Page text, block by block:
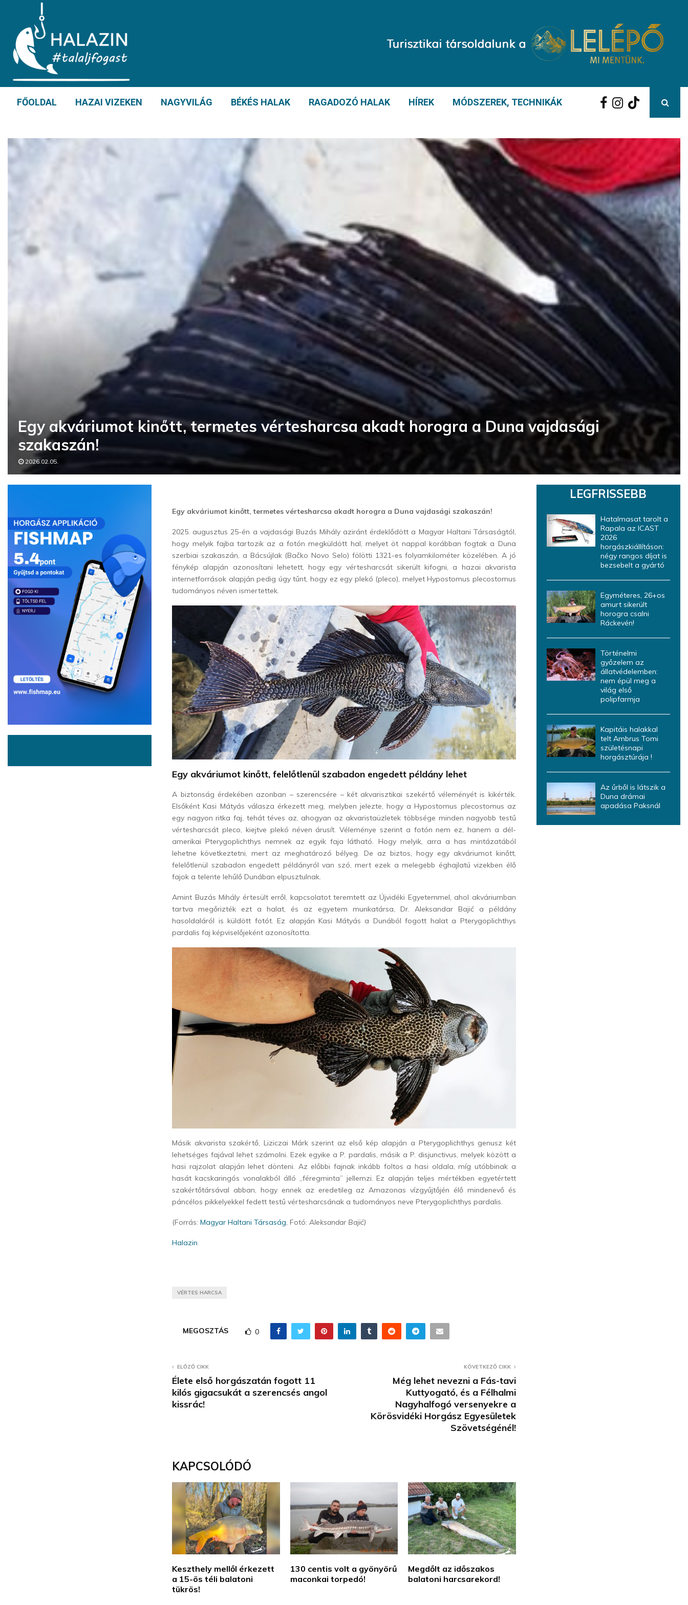
FŐOLDAL HAZAI VIZEKEN NAGYVILÁG BÉKÉS HALAK RAGADOZÓ HALAK HÍREK MÓDSZEREK, TECHNIKÁK
Egy akváriumot kinőtt, termetes vértesharcsa akadt horogra a Duna vajdasági
szakaszán!
2026.02.05.
Egy akváriumot kinőtt, termetes vértesharcsa akadt horogra a Duna vajdasági szakaszán!
2025. augusztus 25-én a vajdasági Buzás Mihály aziránt érdeklődött a Magyar Haltani Társaságtól,
hogy melyik fajba tartozik az a fotón megküldött hal, melyet öt nappal korábban fogtak a Duna
szerbiai szakaszán, a Bácsújlak (Bačko Novo Selo) fölötti 1321-es folyamkilométer közelében. A jó
fénykép alapján azonosítani lehetett, hogy egy vértesharcsát sikerült kifogni, a hazai akvarista
internetforrások alapján pedig úgy tűnt, hogy ez egy plekó (pleco), melyet Hypostomus plecostomus
tudományos néven ismertettek.
Egy akváriumot kinőtt, felelőtlenül szabadon engedett példány lehet
A biztonság érdekében azonban – szerencsére – két akvarisztikai szekértő véleményét is kikérték.
Elsőként Kasi Mátyás válasza érkezett meg, melyben jelezte, hogy a Hypostomus plecostomus az
egy nagyon ritka faj, tehát téves az, ahogyan az akvaristaüzletek többsége minden nagyobb testű
vértesharcsát pleco, kiejtve plekó néven árusít. Véleménye szerint a fotón nem ez, hanem a dél-
amerikai Pterygoplichthys nemnek az egyik faja látható. Hogy melyik, arra a has mintázatából
lehetne következtetni, mert az meghatározó bélyeg. De az biztos, hogy egy akváriumot kinőtt,
felelőtlenül szabadon engedett példányról van szó, mert ezek a melegebb éghajlatú vizekben élő
fajok a telente lehűlő Dunában elpusztulnak.
Amint Buzás Mihály értesült erről, kapcsolatot teremtett az Újvidéki Egyetemmel, ahol akváriumban
tartva megőrizték ezt a halat, és az egyetem munkatársa, Dr. Aleksandar Bajić a példány
hasoldaláról is küldött fotót. Ez alapján Kasi Mátyás a Dunából fogott halat a Pterygoplichthys
pardalis faj képviselőjeként azonosította.
Másik akvarista szakértő, Liziczai Márk szerint az első kép alapján a Pterygoplichthys genusz két
lehetséges fajával lehet számolni. Ezek egyike a P. pardalis, másik a P. disjunctivus, melyek között a
hasi rajzolat alapján lehet dönteni. Az előbbi fajnak inkább foltos a hasi oldala, míg utóbbinak a
hasát kacskaringós vonalakból álló „féregminta” jellemzi. Ez alapján teljes mértékben egyetértett
szakértőtársával abban, hogy ennek az eredetileg az Amazonas vízgyűjtőjén élő mindenevő és
páncélos pikkelyekkel fedett testű vértesharcsának a tudományos neve Pterygoplichthys pardalis.
(Forrás:Magyar Haltani Társaság, Fotó:Aleksandar Bajić)
Halazin
VÉRTES HARCSA
MEGOSZTÁS 0
ELŐZŐ CIKK
Élete első horgászatán fogott 11
kilós gigacsukát a szerencsés angol
kissrác!
KÖVETKEZŐ CIKK
Még lehet nevezni a Fás-tavi
Kuttyogató, és a Félhalmi
Nagyhalfogó versenyekre a
Körösvidéki Horgász Egyesületek
Szövetségénél!
KAPCSOLÓDÓ
Keszthely mellől érkezett
a 15-ös téli balatoni
tükrös!
130 centis volt a gyönyörű
maconkai torpedó!
Megdőlt az időszakos
balatoni harcsarekord!
LEGFRISSEBB
Hatalmasat tarolt a
Rapala az ICAST
2026
horgászkiállításon:
négy rangos díjat is
bezsebelt a gyártó
Egyméteres, 26+os
amurt sikerült
horogra csalni
Ráckevén!
Történelmi
győzelem az
állatvédelemben:
nem épül meg a
világ első
polipfarmja
Kapitáis halakkal
telt Ambrus Tomi
születésnapi
horgásztúrája !
Az űrből is látszik a
Duna drámai
apadása Paksnál